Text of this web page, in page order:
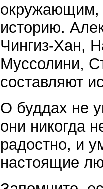
окружающим,
историю.
Чингиз-Хан,
Муссолини,
составляют
О буддах не
они никогда
радостно, и
настоящие